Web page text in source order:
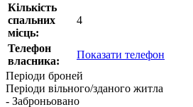
Кількість
спальних
місць:
4
Телефон
власника:
Показати телефон
Періоди броней
Періоди вільного/зданого житла
- Заброньовано